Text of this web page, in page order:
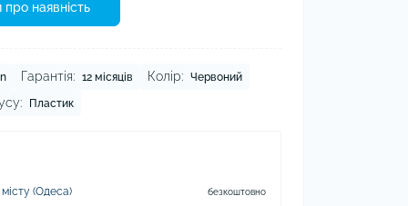
про наявність
Гарантія: 12 місяців Колір: Червоний
Пластик
(Одеса) безкоштовно